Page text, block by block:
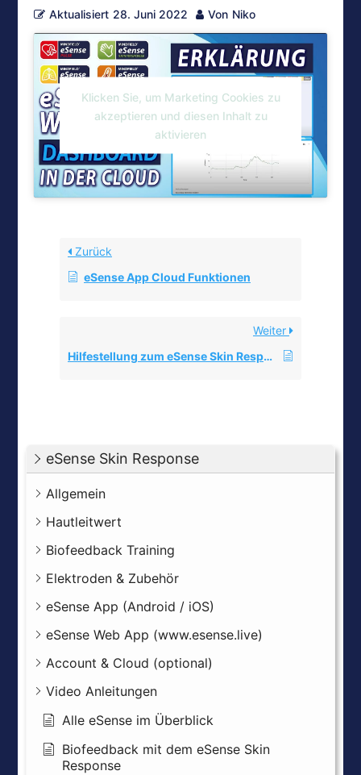
eSense Skin Response
Allgemein
Hautleitwert
Biofeedback Training
Elektroden & Zubehör
eSense App (Android / iOS)
eSense Web App (www.esense.live)
Account & Cloud (optional)
Video Anleitungen
Alle eSense im Überblick
Biofeedback mit dem eSense Skin
Response
Aktualisiert 28. Juni 2022 Von Niko
Klicken Sie, um Marketing Cookies zu
akzeptieren und diesen Inhalt zu
aktivieren
Zurück
eSense App Cloud Funktionen
Weiter
Hilfestellung zum eSense Skin Response – Inbetriebnahme, Elektroden & mögliche Probleme